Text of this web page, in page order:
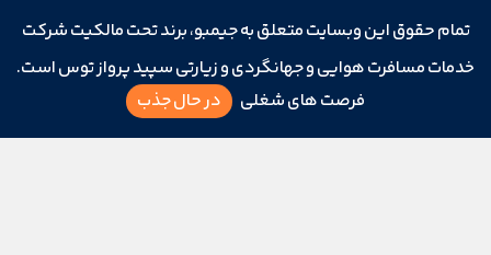
تمام حقوق این وبسایت متعلق به جیمبو، برند تحت مالکیت شرکت
خدمات مسافرت هوایی و جهانگردی و زیارتی سپید پرواز توس است.
فرصت های شغلی
در حال جذب